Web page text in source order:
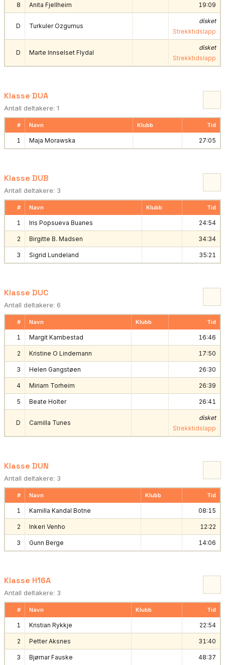
8 Anita Fjellheim 19:09
D Turkuler Ozgumus
disket
Strekktidslapp
D Marte Innselset Flydal
disket
Strekktidslapp
Klasse DUA
Antall deltakere: 1
# Navn Klubb Tid
1 Maja Morawska 27:05
Klasse DUB
Antall deltakere: 3
# Navn Klubb Tid
1 Iris Popsueva Buanes 24:54
2 Birgitte B. Madsen 34:34
3 Sigrid Lundeland 35:21
Klasse DUC
Antall deltakere: 6
# Navn Klubb Tid
1 Margit Kambestad 16:46
2 Kristine O Lindemann 17:50
3 Helen Gangstøen 26:30
4 Miriam Torheim 26:39
5 Beate Holter 26:41
D Camilla Tunes
disket
Strekktidslapp
Klasse DUN
Antall deltakere: 3
# Navn Klubb Tid
1 Kamilla Kandal Botne 08:15
2 Inkeri Venho 12:22
3 Gunn Berge 14:06
Klasse H16A
Antall deltakere: 3
# Navn Klubb Tid
1 Kristian Rykkje 22:54
2 Petter Aksnes 31:40
3 Bjørnar Fauske 48:37